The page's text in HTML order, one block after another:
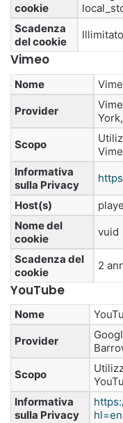
cookie
Scadenza
del cookie
Illimitato
Vimeo
Nome
Provider
Scopo
Informativa
sulla Privacy
Host(s)
Nome del
cookie
vuid
Scadenza del
cookie
2
YouTube
Nome
Provider
Scopo
Informativa
sulla Privacy